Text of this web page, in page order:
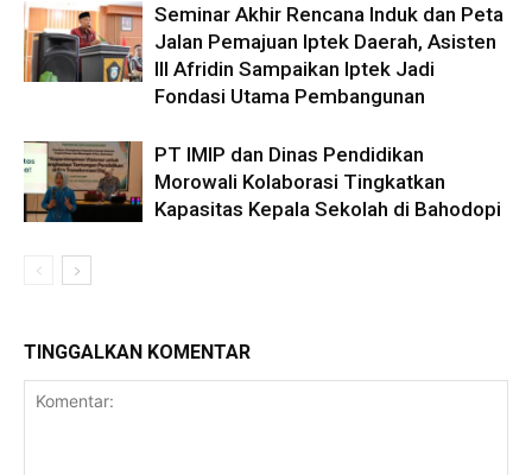
Seminar Akhir Rencana Induk dan Peta
Jalan Pemajuan Iptek Daerah, Asisten
III Afridin Sampaikan Iptek Jadi
Fondasi Utama Pembangunan
PT IMIP dan Dinas Pendidikan
Morowali Kolaborasi Tingkatkan
Kapasitas Kepala Sekolah di Bahodopi
TINGGALKAN KOMENTAR